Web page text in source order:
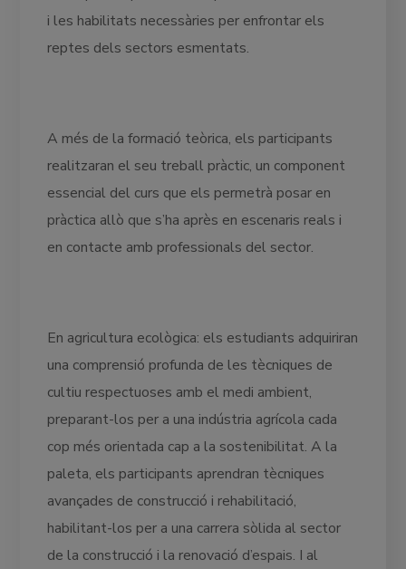
i les habilitats necessàries per enfrontar els
reptes dels sectors esmentats.
A més de la formació teòrica, els participants
realitzaran el seu treball pràctic, un component
essencial del curs que els permetrà posar en
pràctica allò que s’ha après en escenaris reals i
en contacte amb professionals del sector.
En agricultura ecològica: els estudiants adquiriran
una comprensió profunda de les tècniques de
cultiu respectuoses amb el medi ambient,
preparant-los per a una indústria agrícola cada
cop més orientada cap a la sostenibilitat. A la
paleta, els participants aprendran tècniques
avançades de construcció i rehabilitació,
habilitant-los per a una carrera sòlida al sector
de la construcció i la renovació d’espais. I al